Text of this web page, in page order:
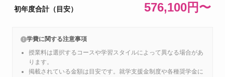
初年度合計（目安） 576,100円〜
学費に関する注意事項
授業料は選択するコースや学習スタイルによって異なる場合があ
ります。
掲載されている金額は目安です。就学支援金制度や各種奨学金に